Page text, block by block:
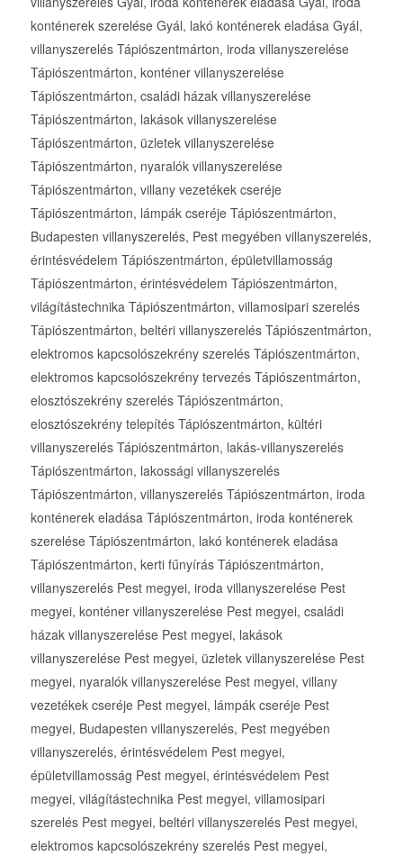
konténerek szerelése Gyál, lakó konténerek eladása Gyál,
villanyszerelés Tápiószentmárton, iroda villanyszerelése
Tápiószentmárton, konténer villanyszerelése
Tápiószentmárton, családi házak villanyszerelése
Tápiószentmárton, lakások villanyszerelése
Tápiószentmárton, üzletek villanyszerelése
Tápiószentmárton, nyaralók villanyszerelése
Tápiószentmárton, villany vezetékek cseréje
Tápiószentmárton, lámpák cseréje Tápiószentmárton,
Budapesten villanyszerelés, Pest megyében villanyszerelés,
érintésvédelem Tápiószentmárton, épületvillamosság
Tápiószentmárton, érintésvédelem Tápiószentmárton,
világítástechnika Tápiószentmárton, villamosipari szerelés
Tápiószentmárton, beltéri villanyszerelés Tápiószentmárton,
elektromos kapcsolószekrény szerelés Tápiószentmárton,
elektromos kapcsolószekrény tervezés Tápiószentmárton,
elosztószekrény szerelés Tápiószentmárton,
elosztószekrény telepítés Tápiószentmárton, kültéri
villanyszerelés Tápiószentmárton, lakás-villanyszerelés
Tápiószentmárton, lakossági villanyszerelés
Tápiószentmárton, villanyszerelés Tápiószentmárton, iroda
konténerek eladása Tápiószentmárton, iroda konténerek
szerelése Tápiószentmárton, lakó konténerek eladása
Tápiószentmárton, kerti fűnyírás Tápiószentmárton,
villanyszerelés Pest megyei, iroda villanyszerelése Pest
megyei, konténer villanyszerelése Pest megyei, családi
házak villanyszerelése Pest megyei, lakások
villanyszerelése Pest megyei, üzletek villanyszerelése Pest
megyei, nyaralók villanyszerelése Pest megyei, villany
vezetékek cseréje Pest megyei, lámpák cseréje Pest
megyei, Budapesten villanyszerelés, Pest megyében
villanyszerelés, érintésvédelem Pest megyei,
épületvillamosság Pest megyei, érintésvédelem Pest
megyei, világítástechnika Pest megyei, villamosipari
szerelés Pest megyei, beltéri villanyszerelés Pest megyei,
elektromos kapcsolószekrény szerelés Pest megyei,